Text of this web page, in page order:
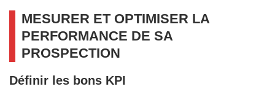
MESURER ET OPTIMISER LA
PERFORMANCE DE SA
PROSPECTION
Définir les bons KPI